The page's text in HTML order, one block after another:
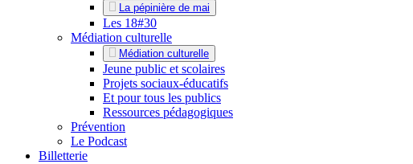
La pépinière de mai
Les 18#30
Médiation culturelle
Médiation culturelle
Jeune public et scolaires
Projets sociaux-éducatifs
Et pour tous les publics
Ressources pédagogiques
Prévention
Le Podcast
Billetterie